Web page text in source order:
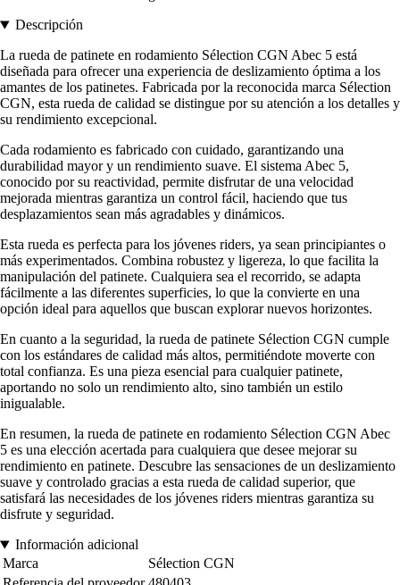
Descripción
La rueda de patinete en rodamiento Sélection CGN Abec 5 está
diseñada para ofrecer una experiencia de deslizamiento óptima a los
amantes de los patinetes. Fabricada por la reconocida marca Sélection
CGN, esta rueda de calidad se distingue por su atención a los detalles y
su rendimiento excepcional.
Cada rodamiento es fabricado con cuidado, garantizando una
durabilidad mayor y un rendimiento suave. El sistema Abec 5,
conocido por su reactividad, permite disfrutar de una velocidad
mejorada mientras garantiza un control fácil, haciendo que tus
desplazamientos sean más agradables y dinámicos.
Esta rueda es perfecta para los jóvenes riders, ya sean principiantes o
más experimentados. Combina robustez y ligereza, lo que facilita la
manipulación del patinete. Cualquiera sea el recorrido, se adapta
fácilmente a las diferentes superficies, lo que la convierte en una
opción ideal para aquellos que buscan explorar nuevos horizontes.
En cuanto a la seguridad, la rueda de patinete Sélection CGN cumple
con los estándares de calidad más altos, permitiéndote moverte con
total confianza. Es una pieza esencial para cualquier patinete,
aportando no solo un rendimiento alto, sino también un estilo
inigualable.
En resumen, la rueda de patinete en rodamiento Sélection CGN Abec
5 es una elección acertada para cualquiera que desee mejorar su
rendimiento en patinete. Descubre las sensaciones de un deslizamiento
suave y controlado gracias a esta rueda de calidad superior, que
satisfará las necesidades de los jóvenes riders mientras garantiza su
disfrute y seguridad.
Información adicional
Marca
Sélection CGN